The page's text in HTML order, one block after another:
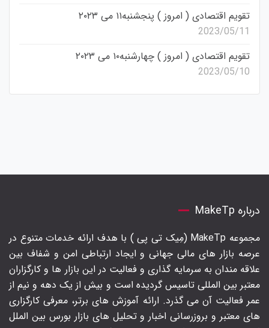
تقویم اقتصادی ( امروز ) پنجشنبه۱۱ می ۲۰۲۳
2023/05/11
تقویم اقتصادی ( امروز ) چهارشنبه۱۰ می ۲۰۲۳
2023/05/10
درباره MakeTp
مجموعه MakeTp (مِیک تی پی ) با هدف ارائه خدمات متنوع در
عرصه بازار های مالی جهانی و ایجاد ارتباطی امن و شفاف بین
علاقه مندان به سرمایه گذاری و فعالیت در این بازار ها و کارگزاران
معتبر بین المللی تاسیس گردیده است و بیش از یک دهه و نیم از
عمر فعالیت آن می گذرد. ارائه آموزش های برتر‍، معرفی کارگزاری
های معتبر و بروزرسانی اخبار و تحلیل های بازار بورس بین الملل